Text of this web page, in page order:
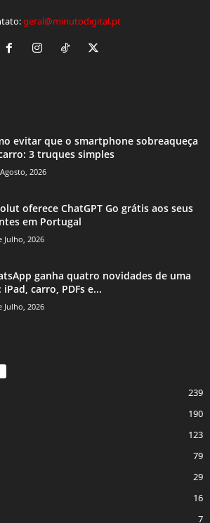
geral@minutodigital.pt
evitar que o smartphone sobreaqueça
3 truques simples
2026
oferece ChatGPT Go grátis aos seus
em Portugal
Julho, 2026
ganha quatro novidades de uma
iPad, carro, PDFs e...
Julho, 2026
239
190
123
79
29
16
7